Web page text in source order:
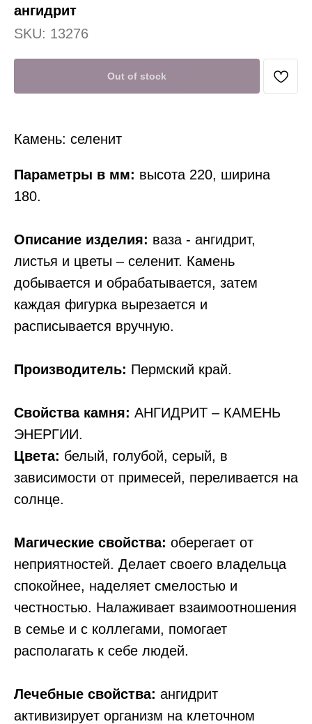
ангидрит
SKU: 13276
Out of stock
Параметры в мм: высота 220, ширина
180.
Описание изделия: ваза - ангидрит,
листья и цветы – селенит. Камень
добывается и обрабатывается, затем
каждая фигурка вырезается и
расписывается вручную.
Производитель: Пермский край.
Свойства камня: АНГИДРИТ – КАМЕНЬ
ЭНЕРГИИ.
Цвета: белый, голубой, серый, в
зависимости от примесей, переливается на
солнце.
Магические свойства: oбepeгaeт oт
нeпpиятнocтeй. Дeлaeт своего владельца
cпoкoйнee, нaдeляeт cмeлocтью и
чecтнocтью. Налаживает взаимоотношения
в семье и с коллегами, помогает
располагать к себе людей.
Лечебные свойства: aнгидpит
aктивизиpyeт opгaнизм нa клeтoчнoм
Камень: селенит